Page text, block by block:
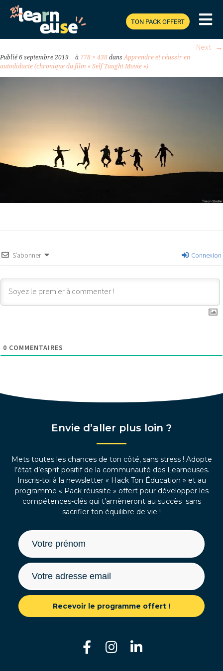
TON PACK OFFERT
TAUGHT-MOVIE.JPG
Next
Publié 6 septembre 2019 à 778 × 438 dansApprendre et réussir en
autodidacte (chronique du film « Self Taught Movie »)
S’abonner Connexion
0 COMMENTAIRES
Envie d’aller plus loin ?
Mets toutes les chances de ton côté, sans stress ! Adopte
l’état d’esprit positif de la communauté des Learneuses.
Inscris-toi à la newsletter « Hack Ton Éducation » et au
programme « Pack réussite » offert pour développer les
compétences-clés qui t’amèneront au succès sans
sacrifier ton équilibre de vie !
Recevoir le programme offert !